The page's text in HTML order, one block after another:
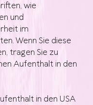
wie
und
im
Wenn Sie diese
tragen Sie zu
Aufenthalt in den
in den USA